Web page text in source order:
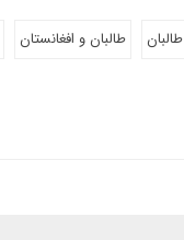
طالبان طالبان و افغانستان